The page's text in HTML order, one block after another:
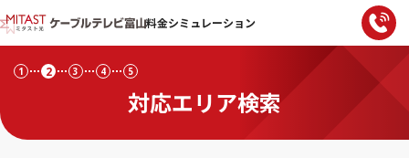
料金シミュレーション
対応エリア検索
1 2 3 4 5